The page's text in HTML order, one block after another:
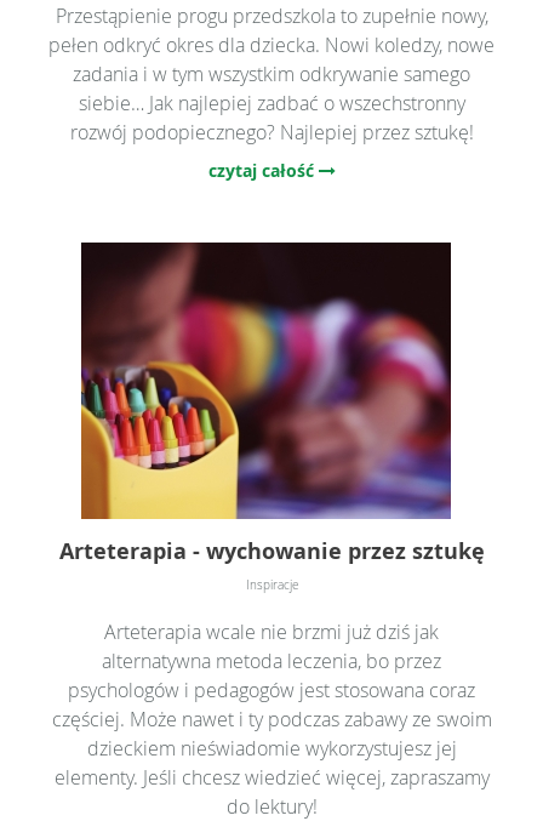
Przestąpienie progu przedszkola to zupełnie nowy,
pełen odkryć okres dla dziecka. Nowi koledzy, nowe
zadania i w tym wszystkim odkrywanie samego
siebie… Jak najlepiej zadbać o wszechstronny
rozwój podopiecznego? Najlepiej przez sztukę!
czytaj całość
Arteterapia - wychowanie przez sztukę
Inspiracje
Arteterapia wcale nie brzmi już dziś jak
alternatywna metoda leczenia, bo przez
psychologów i pedagogów jest stosowana coraz
częściej. Może nawet i ty podczas zabawy ze swoim
dzieckiem nieświadomie wykorzystujesz jej
elementy. Jeśli chcesz wiedzieć więcej, zapraszamy
do lektury!